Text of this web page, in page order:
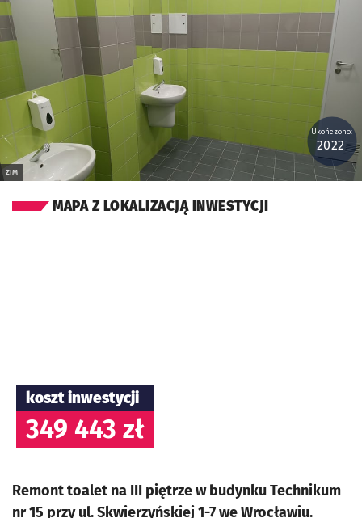
Kliknij, aby powiększyć
ZIM
Ukończono:
2022
MAPA Z LOKALIZACJĄ INWESTYCJI
koszt inwestycji
349 443 zł
Remont toalet na III piętrze w budynku Technikum
nr 15 przy ul. Skwierzyńskiej 1-7 we Wrocławiu.